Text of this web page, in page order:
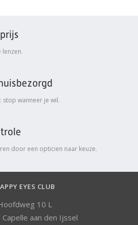
stop wanneer je wil.
door een opticien naar keuze.
EYES CLUB
10 L
Capelle aan den Ijssel